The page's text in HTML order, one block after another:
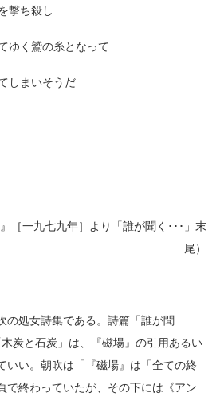
撃ち殺し
ゆく鷲の糸となって
しまいそうだ
［一九七九年］より「誰が聞く･･･」末
尾）
の処女詩集である。詩篇「誰が聞
炭と石炭」は、『磁場』の引用あるい
いい。朝吹は「『磁場』は「全ての終
で終わっていたが、その下には《アン